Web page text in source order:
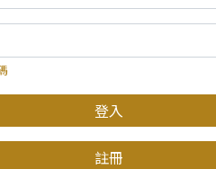
登入
註冊